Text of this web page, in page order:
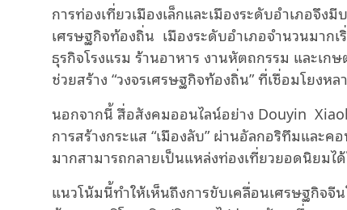
การท่องเที่ยวเมืองเล็กและเมืองระดับอำเภอจึ
เศรษฐกิจท้องถิ่น เมืองระดับอำเภอจำนวนมาก
ธุรกิจโรงแรม ร้านอาหาร งานหัตถกรรม และเก
ช่วยสร้าง “วงจรเศรษฐกิจท้องถิ่น” ที่เชื่อมโยงห
นอกจากนี้ สื่อสังคมออนไลน์อย่าง Douyin
การสร้างกระแส “เมืองลับ” ผ่านอัลกอริทึมและค
มากสามารถกลายเป็นแหล่งท่องเที่ยวยอดนิยมได้
แนวโน้มนี้ทำให้เห็นถึงการขับเคลื่อนเศรษฐกิจ